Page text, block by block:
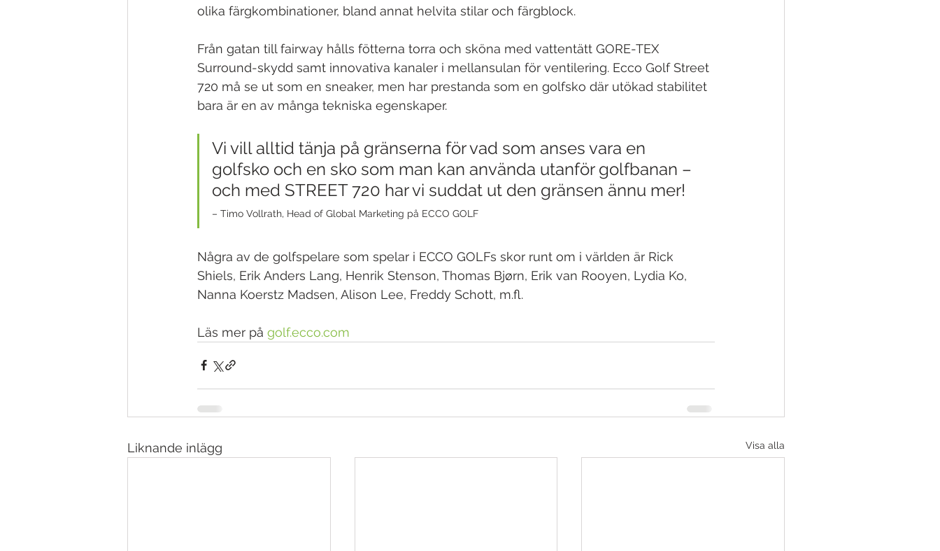
olika färgkombinationer, bland annat helvita stilar och färgblock.
Från gatan till fairway hålls fötterna torra och sköna med vattentätt GORE-TEX
Surround-skydd samt innovativa kanaler i mellansulan för ventilering. Ecco Golf Street
720 må se ut som en sneaker, men har prestanda som en golfsko där utökad stabilitet
bara är en av många tekniska egenskaper.
Vi vill alltid tänja på gränserna för vad som anses vara en
golfsko och en sko som man kan använda utanför golfbanan –
och med STREET 720 har vi suddat ut den gränsen ännu mer!
– Timo Vollrath, Head of Global Marketing på ECCO GOLF
Några av de golfspelare som spelar i ECCO GOLFs skor runt om i världen är Rick
Shiels, Erik Anders Lang, Henrik Stenson, Thomas Bjørn, Erik van Rooyen, Lydia Ko,
Nanna Koerstz Madsen, Alison Lee, Freddy Schott, m.fl.
Läs mer på golf.ecco.com
Liknande inlägg Visa alla